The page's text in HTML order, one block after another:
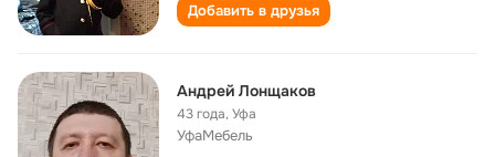
Добавить в друзья
Андрей Лонщаков
43 года,Уфа
УфаМебель